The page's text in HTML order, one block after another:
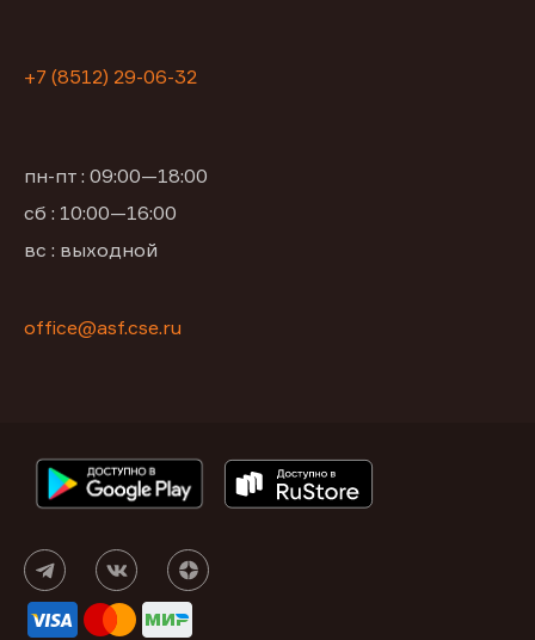
+7 (8512) 29-06-32
пн-пт : 09:00—18:00
сб : 10:00—16:00
вс : выходной
office@asf.cse.ru